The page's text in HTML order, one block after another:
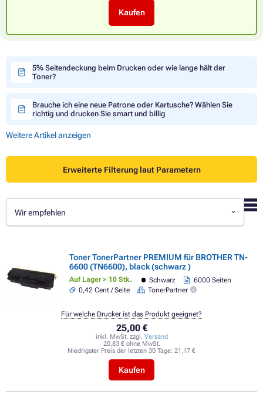
Kaufen
5% Seitendeckung beim Drucken oder wie lange hält der
Toner?
Brauche ich eine neue Patrone oder Kartusche? Wählen Sie
richtig und drucken Sie smart und billig
Weitere Artikel anzeigen
Erweiterte Filterung laut Parametern
Wir empfehlen
Toner TonerPartner PREMIUM für BROTHER TN-
6600 (TN6600), black (schwarz )
Auf Lager > 10 Stk. Schwarz
6000 Seiten
0,42 Cent / Seite
TonerPartner
25,00 €
inkl. MwSt. zzgl. Versand
20,83 € ohne MwSt.
Niedrigster Preis der letzten 30 Tage: 21,17 €
Kaufen
Für welche Drucker ist das Produkt geeignet?